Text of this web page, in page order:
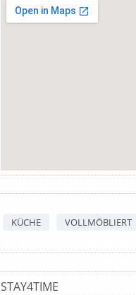
KÜCHE VOLLMÖBLIERT
STAY4TIME